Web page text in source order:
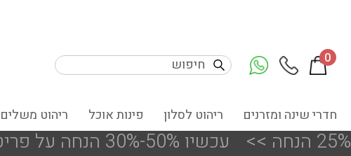
0
חדרי שינה ומזרנים ריהוט לסלון פינות אוכל ריהוט משלים
!!! עכשיו 50%-30% הנחה על פריטים מעודפים ותצוגות הסניפים <<